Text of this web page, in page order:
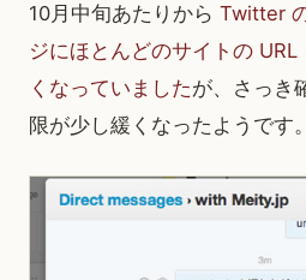
10月中旬あたりから Twitter
ジにほとんどのサイトの
くなっていましたが、さっき
限が少し緩くなったようです。